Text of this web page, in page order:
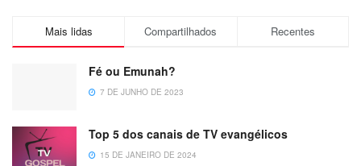
Mais lidas Compartilhados Recentes
Fé ou Emunah?
7 DE JUNHO DE 2023
Top 5 dos canais de TV evangélicos
15 DE JANEIRO DE 2024